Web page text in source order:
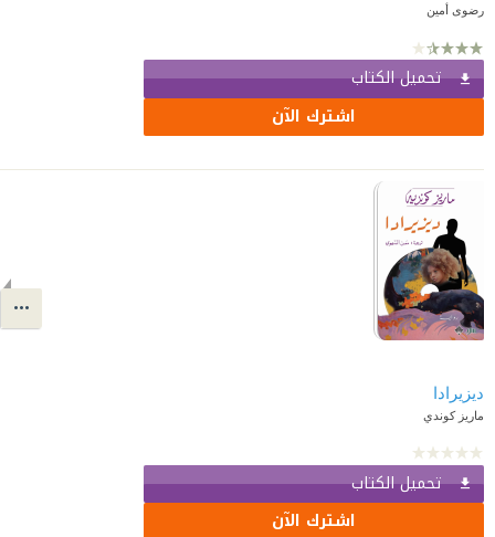
رضوى أمين
تحميل الكتاب
اشترك الآن
ديزيرادا
ماريز كوندي
تحميل الكتاب
اشترك الآن